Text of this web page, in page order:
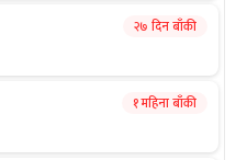
२७ दिन बाँकी
१ महिना बाँकी